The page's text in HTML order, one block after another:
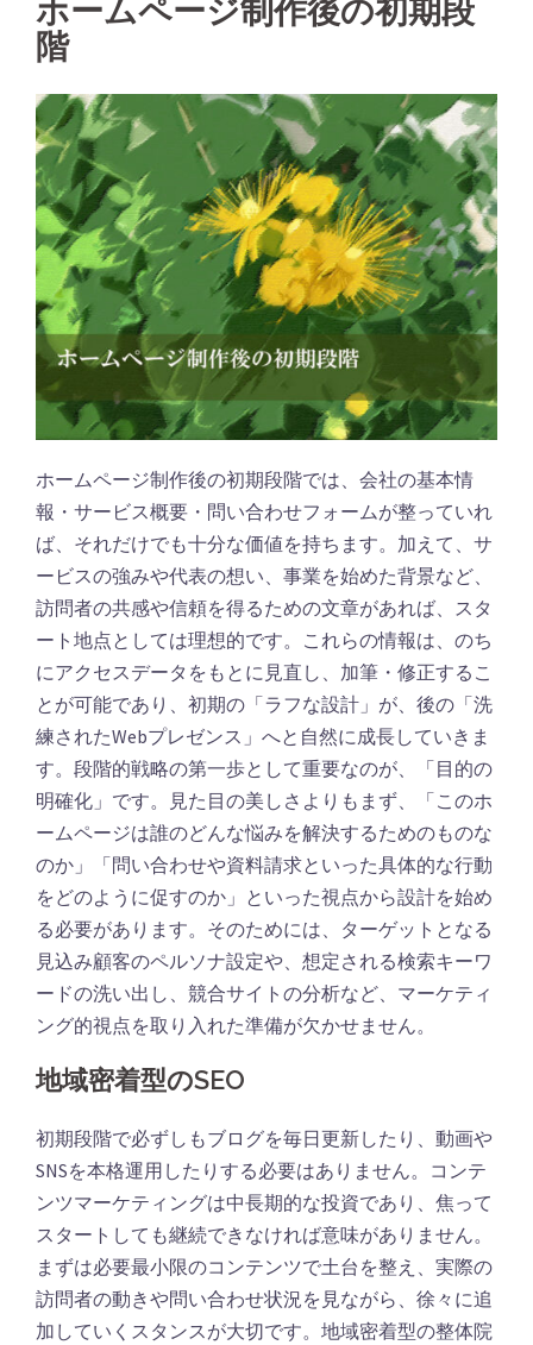
ホームページ制作後の初期段
階
ホームページ制作後の初期段階では、会社の基本情
報・サービス概要・問い合わせフォームが整っていれ
ば、それだけでも十分な価値を持ちます。加えて、サ
ービスの強みや代表の想い、事業を始めた背景など、
訪問者の共感や信頼を得るための文章があれば、スタ
ート地点としては理想的です。これらの情報は、のち
にアクセスデータをもとに見直し、加筆・修正するこ
とが可能であり、初期の「ラフな設計」が、後の「洗
練されたWebプレゼンス」へと自然に成長していきま
す。段階的戦略の第一歩として重要なのが、「目的の
明確化」です。見た目の美しさよりもまず、「このホ
ームページは誰のどんな悩みを解決するためのものな
のか」「問い合わせや資料請求といった具体的な行動
をどのように促すのか」といった視点から設計を始め
る必要があります。そのためには、ターゲットとなる
見込み顧客のペルソナ設定や、想定される検索キーワ
ードの洗い出し、競合サイトの分析など、マーケティ
ング的視点を取り入れた準備が欠かせません。
地域密着型のSEO
初期段階で必ずしもブログを毎日更新したり、動画や
SNSを本格運用したりする必要はありません。コンテ
ンツマーケティングは中長期的な投資であり、焦って
スタートしても継続できなければ意味がありません。
まずは必要最小限のコンテンツで土台を整え、実際の
訪問者の動きや問い合わせ状況を見ながら、徐々に追
加していくスタンスが大切です。地域密着型の整体院